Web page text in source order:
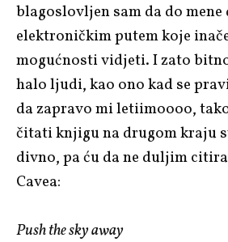
blagoslovljen sam da do
elektroničkim putem koje
mogućnosti vidjeti. I zato
halo ljudi, kao ono kad se
da zapravo mi letiimoooo,
čitati knjigu na drugom kraju
divno, pa ću da ne duljim
Cavea:
Push the sky away